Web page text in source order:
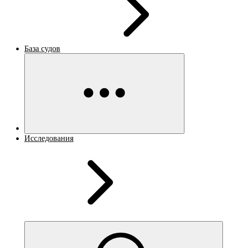
База судов
Исследования